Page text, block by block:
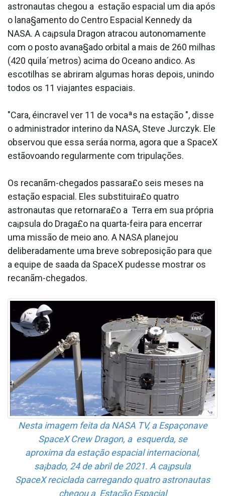
astronautas chegou a estação espacial um dia após
o lana§amento do Centro Espacial Kennedy da
NASA. A ca¡psula Dragon atracou autonomamente
com o posto avana§ado orbital a mais de 260 milhas
(420 quila´metros) acima do Oceano andico. As
escotilhas se abriram algumas horas depois, unindo
todos os 11 viajantes espaciais.
"Cara, éincra­vel ver 11 de vocaªs na estação ", disse
o administrador interino da NASA, Steve Jurczyk. Ele
observou que essa seráa norma, agora que a SpaceX
estãovoando regularmente com tripulações.
Os recanãm-chegados passara£o seis meses na
estação espacial. Eles substituira£o quatro
astronautas que retornara£o a Terra em sua própria
ca¡psula do Draga£o na quarta-feira para encerrar
uma missão de meio ano. A NASA planejou
deliberadamente uma breve sobreposição para que
a equipe de saa­da da SpaceX pudesse mostrar os
recanãm-chegados.
Nesta imagem feita da NASA TV, a Espaçonave
SpaceX Crew Dragon, a esquerda, se
aproxima da estação espacial internacional,
sa¡bado, 24 de abril de 2021. A ca¡psula
SpaceX reciclada carregando quatro astronautas
chegou a Estação Espacial